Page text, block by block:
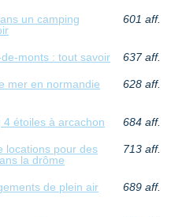
un camping
601 aff.
monts : tout savoir 637 aff.
mer en normandie
628 aff.
étoiles à arcachon 684 aff.
locations pour des
la drôme
713 aff.
de plein air
689 aff.